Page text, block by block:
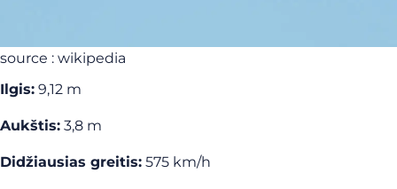
source : wikipedia
Ilgis: 9,12 m
Aukštis: 3,8 m
Didžiausias greitis: 575 km/h